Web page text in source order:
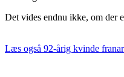
Det vides endnu ikke, om der
Læs også 92-årig kvinde